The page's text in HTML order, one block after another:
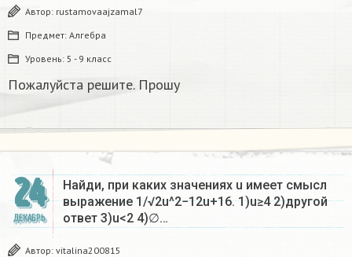
Автор: rustamovaajzamal7
Предмет: Алгебра
Уровень: 5 - 9 класс
Пожалуйста решите. Прошу
24
ДЕКАБРЬ
Найди, при каких значениях u имеет смысл
выражение 1/√2u^2−12u+16. 1)u≥4 2)другой
ответ 3)u<2 4)∅…
Автор: vitalina200815